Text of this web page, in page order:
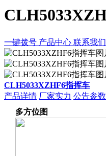
一键拨号 产品中心 联系我们
CLH5033XZHF6指挥车
产品详情 厂家实力 公告参数
多方位图